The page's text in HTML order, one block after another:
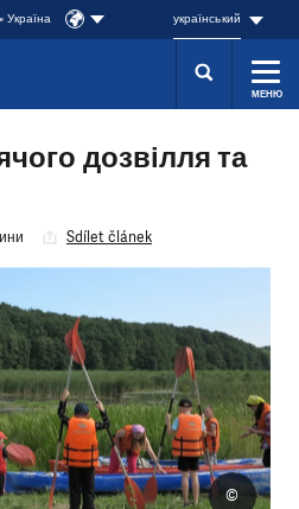
Україна український
МЕНЮ
дозвілля та
Sdílet článek
©